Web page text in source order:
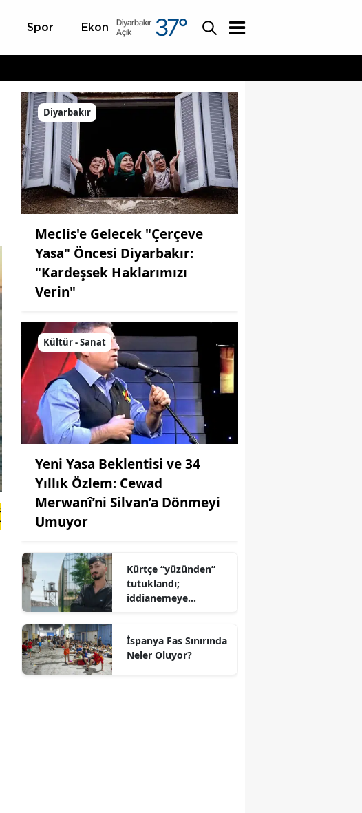
Spor Ekonomi Asayiş
Diyarbakır
Açık
37°
Diyarbakır
Meclis'e Gelecek "Çerçeve
Yasa" Öncesi Diyarbakır:
"Kardeşsek Haklarımızı
Verin"
Kültür - Sanat
Yeni Yasa Beklentisi ve 34
Yıllık Özlem: Cewad
Merwanî’ni Silvan’a Dönmeyi
Umuyor
Kürtçe “yüzünden”
tutuklandı;
iddianemeye
İspanya Fas Sınırında
Neler Oluyor?